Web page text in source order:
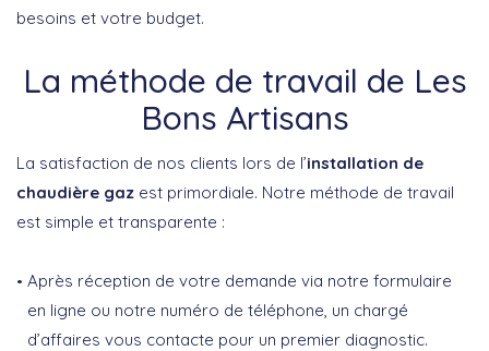
besoins et votre budget.
La méthode de travail de Les
Bons Artisans
La satisfaction de nos clients lors de l’installation de
chaudière gaz est primordiale. Notre méthode de travail
est simple et transparente :
Après réception de votre demande via notre formulaire
en ligne ou notre numéro de téléphone, un chargé
d’affaires vous contacte pour un premier diagnostic.